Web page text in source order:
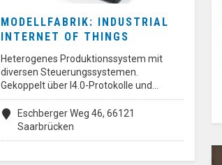
MODELLFABRIK: INDUSTRIAL
INTERNET OF THINGS
Heterogenes Produktionssystem mit
diversen Steuerungssystemen.
Gekoppelt über I4.0-Protokolle und…
Eschberger Weg 46, 66121
Saarbrücken